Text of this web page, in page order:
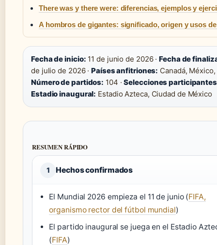
There was y there were: diferencias, ejemplos y
A hombros de gigantes: significado, origen y usos
Fecha de inicio: 11 de junio de 2026 ·Fecha de
de julio de 2026 ·Países anfitriones: Canadá, México,
Número de partidos: 104 ·Selecciones
Estadio inaugural: Estadio Azteca, Ciudad de México
RESUMEN RÁPIDO
1 Hechos confirmados
El Mundial 2026 empieza el 11 de junio (FIFA,
organismo rector del fútbol mundial)
El partido inaugural se juega en el Estadio
(FIFA)